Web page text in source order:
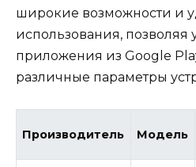
широкие возможности и
использования, позволяя
приложения из Google
различные параметры
Производитель Модель